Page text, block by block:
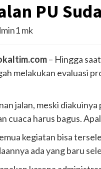
PU
mk
– Hingga
melakukan evaluasi
jalan, meski
cuaca harus bagus.
kegiatan bisa
ada yang baru